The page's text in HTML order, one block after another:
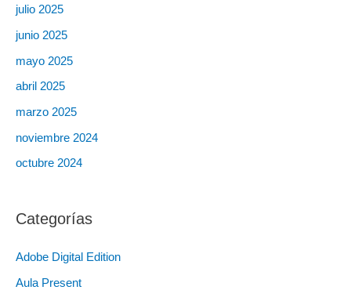
julio 2025
junio 2025
mayo 2025
abril 2025
marzo 2025
noviembre 2024
octubre 2024
Categorías
Adobe Digital Edition
Aula Present